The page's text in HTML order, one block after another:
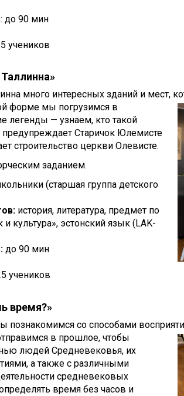
: до 90 мин
учеников
много интересных зданий и мест,
форме мы погрузимся в
легенды — узнаем, кто такой
Старичок Юлемисте
строительство церкви Олевисте.
заданием.
(старшая группа детского
история, литература, предмет по
культура», эстонский язык (LAK-
до 90 мин
учеников
время?»
познакомимся со способами
в прошлое, чтобы
людей Средневековья, их
а также с различными
средневековых
время без часов и